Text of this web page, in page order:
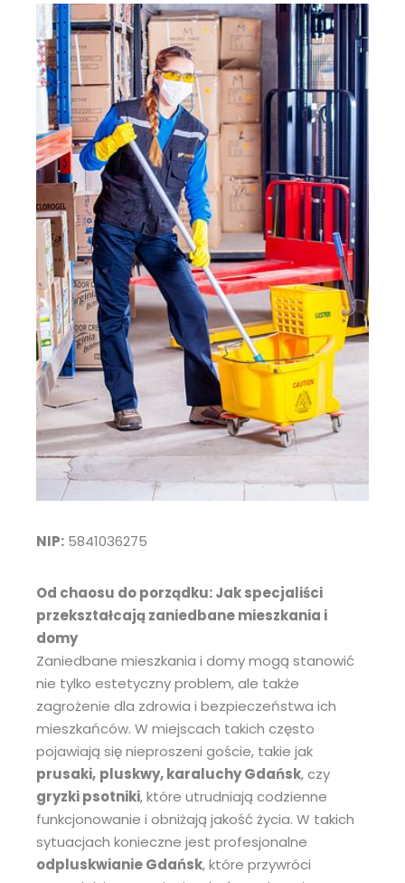
NIP: 5841036275
Od chaosu do porządku: Jak specjaliści
przekształcają zaniedbane mieszkania i
domy
Zaniedbane mieszkania i domy mogą stanowić
nie tylko estetyczny problem, ale także
zagrożenie dla zdrowia i bezpieczeństwa ich
mieszkańców. W miejscach takich często
pojawiają się nieproszeni goście, takie jak
prusaki, pluskwy, karaluchy Gdańsk, czy
gryzki psotniki, które utrudniają codzienne
funkcjonowanie i obniżają jakość życia. W takich
sytuacjach konieczne jest profesjonalne
odpluskwianie Gdańsk, które przywróci